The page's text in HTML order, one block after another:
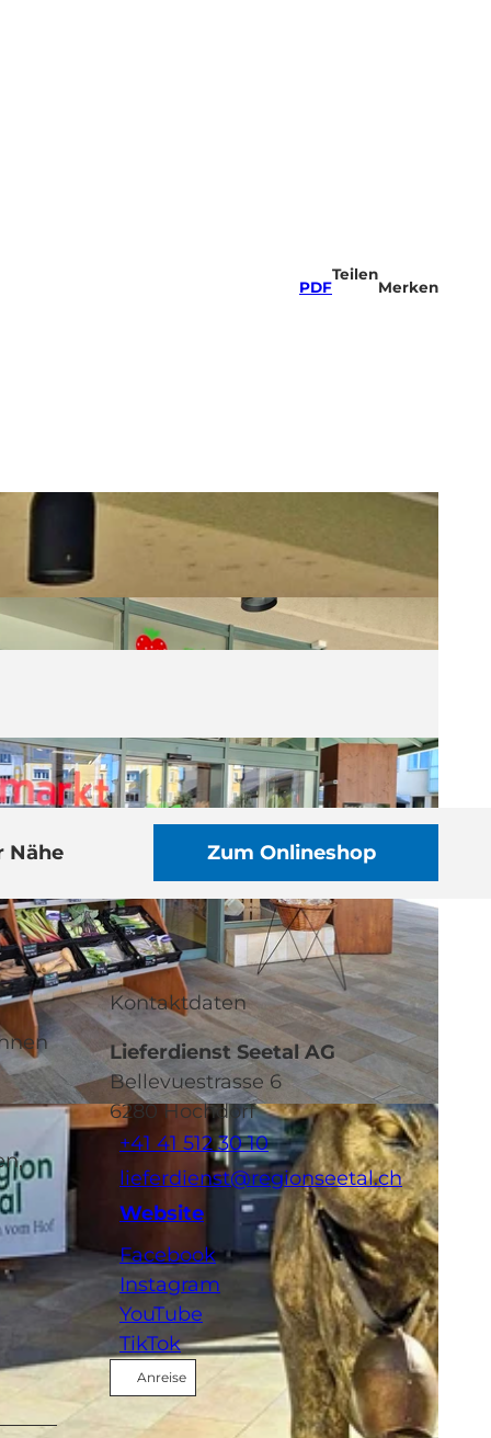
PDF
Teilen
Merken
Nähe Zum Onlineshop
Kontaktdaten
Lieferdienst Seetal AG
Bellevuestrasse 6
6280Hochdorf
+41 41 512 30 10
lieferdienst@regionseetal.ch
Website
Facebook
Instagram
YouTube
TikTok
Anreise